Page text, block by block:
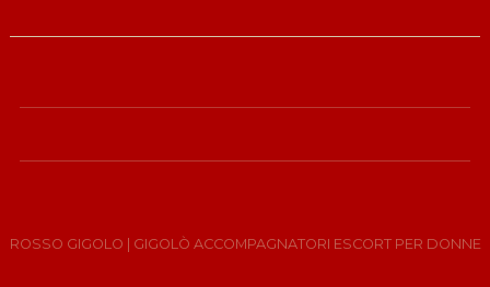
ROSSO GIGOLO | GIGOLÒ ACCOMPAGNATORI ESCORT PER DONNE